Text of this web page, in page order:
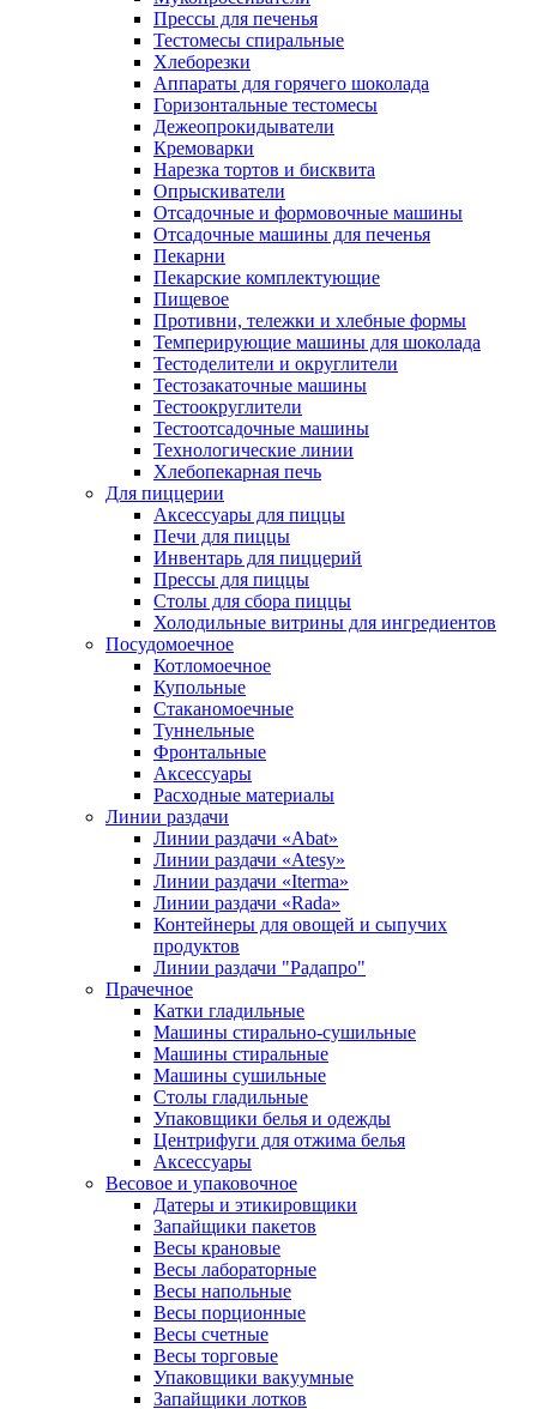
Прессы для печенья
Тестомесы спиральные
Хлеборезки
Аппараты для горячего шоколада
Горизонтальные тестомесы
Дежеопрокидыватели
Кремоварки
Нарезка тортов и бисквита
Опрыскиватели
Отсадочные и формовочные машины
Отсадочные машины для печенья
Пекарни
Пекарские комплектующие
Пищевое
Противни, тележки и хлебные формы
Темперирующие машины для шоколада
Тестоделители и округлители
Тестозакаточные машины
Тестоокруглители
Тестоотсадочные машины
Технологические линии
Хлебопекарная печь
Для пиццерии
Аксессуары для пиццы
Печи для пиццы
Инвентарь для пиццерий
Прессы для пиццы
Столы для сбора пиццы
Холодильные витрины для ингредиентов
Посудомоечное
Котломоечное
Купольные
Стаканомоечные
Туннельные
Фронтальные
Аксессуары
Расходные материалы
Линии раздачи
Линии раздачи «Abat»
Линии раздачи «Atesy»
Линии раздачи «Iterma»
Линии раздачи «Rada»
Контейнеры для овощей и сыпучих
продуктов
Линии раздачи "Радапро"
Прачечное
Катки гладильные
Машины стирально-сушильные
Машины стиральные
Машины сушильные
Столы гладильные
Упаковщики белья и одежды
Центрифуги для отжима белья
Аксессуары
Весовое и упаковочное
Датеры и этикировщики
Запайщики пакетов
Весы крановые
Весы лабораторные
Весы напольные
Весы порционные
Весы счетные
Весы торговые
Упаковщики вакуумные
Запайщики лотков